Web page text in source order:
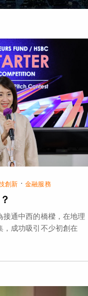
創新 ·金融服務
通中西的橋樑，在地理
，成功吸引不少初創在